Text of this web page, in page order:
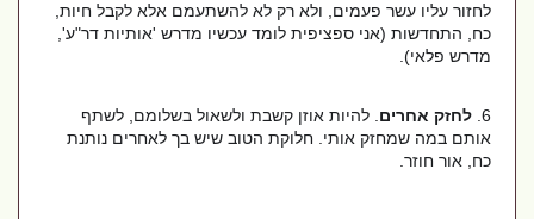
לחזור עליו עשר פעמים, ולא רק לא להשתעמם אלא לקבל חיות,
כח, התחדשות (אני ספציפית לומד עכשיו מדרש 'אותיות דר"ע',
מדרש פלאי).
לחזק אחרים. להיות אוזן קשבת ולשאול בשלומם, לשתף
אותם במה שמחזק אותי. חלוקת הטוב שיש בך לאחרים נותנת
כח, אור חוזר.